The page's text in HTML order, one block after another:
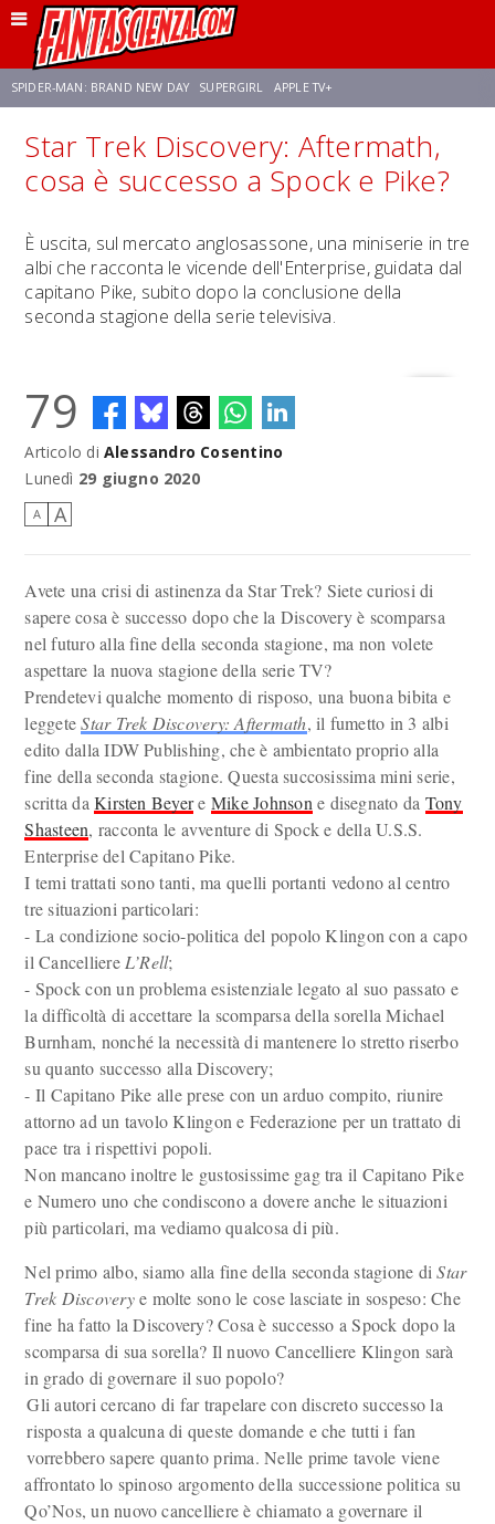
SPIDER-MAN: BRAND NEW DAY SUPERGIRL APPLE TV+
FRANCO RICCIARDIELLO ZENDAYA AVENGERS: DOOMSDAY STAR TREK
NETFLIX
Star Trek Discovery: Aftermath,
cosa è successo a Spock e Pike?
È uscita, sul mercato anglosassone, una miniserie in tre
albi che racconta le vicende dell'Enterprise, guidata dal
capitano Pike, subito dopo la conclusione della
seconda stagione della serie televisiva.
79
Articolo di Alessandro Cosentino
Lunedì 29 giugno 2020
A A
Avete una crisi di astinenza da Star Trek? Siete curiosi di
sapere cosa è successo dopo che la Discovery è scomparsa
nel futuro alla fine della seconda stagione, ma non volete
aspettare la nuova stagione della serie TV?
Prendetevi qualche momento di risposo, una buona bibita e
leggeteStar Trek Discovery: Aftermath, il fumetto in 3 albi
edito dalla IDW Publishing, che è ambientato proprio alla
fine della seconda stagione. Questa succosissima mini serie,
scritta daKirsten Beyere Mike Johnson e disegnato da Tony
Shasteen, racconta le avventure di Spock e della U.S.S.
Enterprise del Capitano Pike.
I temi trattati sono tanti, ma quelli portanti vedono al centro
tre situazioni particolari:
- La condizione socio-politica del popolo Klingon con a capo
il Cancelliere L’Rell;
- Spock con un problema esistenziale legato al suo passato e
la difficoltà di accettare la scomparsa della sorella Michael
Burnham, nonché la necessità di mantenere lo stretto riserbo
su quanto successo alla Discovery;
- Il Capitano Pike alle prese con un arduo compito, riunire
attorno ad un tavolo Klingon e Federazione per un trattato di
pace tra i rispettivi popoli.
Non mancano inoltre le gustosissime gag tra il Capitano Pike
e Numero uno che condiscono a dovere anche le situazioni
più particolari, ma vediamo qualcosa di più.
Nel primo albo, siamo alla fine della seconda stagione diStar
Trek Discoverye molte sono le cose lasciate in sospeso: Che
fine ha fatto la Discovery? Cosa è successo a Spock dopo la
scomparsa di sua sorella? Il nuovo Cancelliere Klingon sarà
in grado di governare il suo popolo?
Gli autori cercano di far trapelare con discreto successo la
risposta a qualcuna di queste domande e che tutti i fan
vorrebbero sapere quanto prima. Nelle prime tavole viene
affrontato lo spinoso argomento della successione politica su
Qo’Nos, un nuovo cancelliere è chiamato a governare il